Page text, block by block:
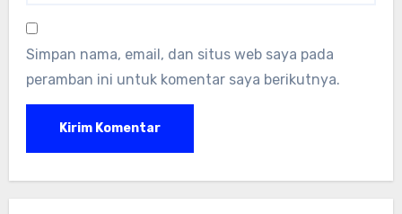
Simpan nama, email, dan situs web saya pada
peramban ini untuk komentar saya berikutnya.